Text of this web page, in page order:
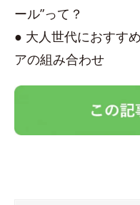
ール”って？
● 大人世代におすす
アの組み合わせ